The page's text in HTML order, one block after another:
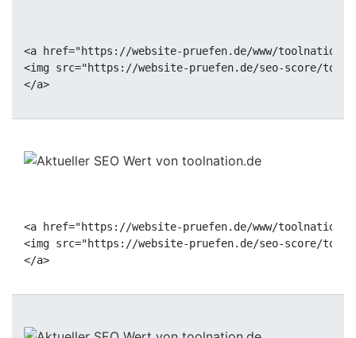
<a href="https://website-pruefen.de/www/
<img src="https://website-pruefen.de/seo-score/
<a href="https://website-pruefen.de/www/
<img src="https://website-pruefen.de/seo-score/